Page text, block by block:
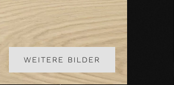
WEITERE BILDER